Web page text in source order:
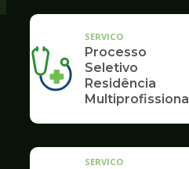
SERVICO
Processo
Seletivo
Residência
Multiprofissional
SERVICO